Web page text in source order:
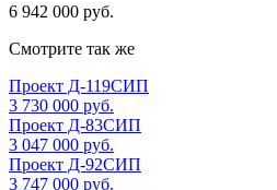
6 942 000 руб.
Смотрите так же
Проект Д-119СИП
3 730 000 руб.
Проект Д-83СИП
3 047 000 руб.
Проект Д-92СИП
3 747 000 руб.